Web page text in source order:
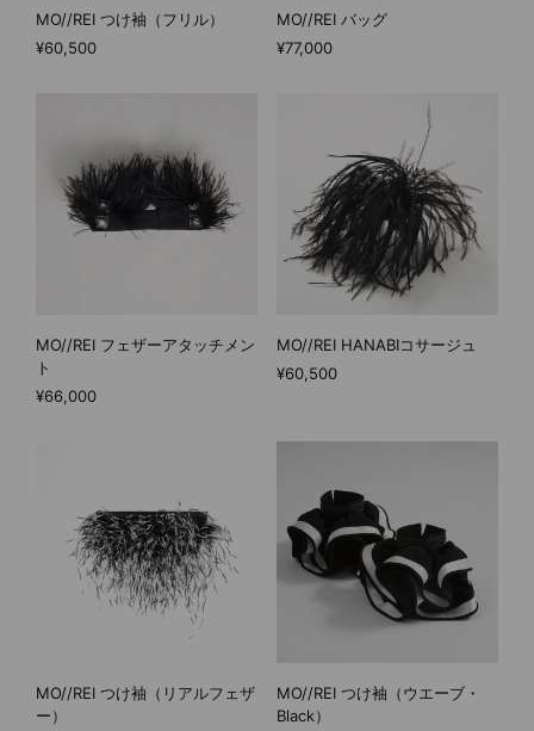
MO//REI つけ袖（フリル）
¥60,500
MO//REI バッグ
¥77,000
MO//REI フェザーアタッチメン
ト
¥66,000
MO//REI HANABIコサージュ
¥60,500
MO//REI つけ袖（リアルフェザ
ー）
MO//REI つけ袖（ウエーブ・
Black）